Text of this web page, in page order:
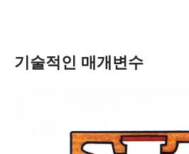
기술적인 매개변수